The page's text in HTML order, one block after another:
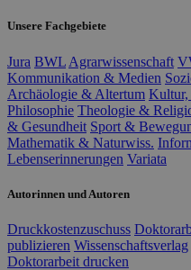
Unsere Fachgebiete
Jura BWL Agrarwissenschaft
Kommunikation & Medien
Archäologie & Altertum
Philosophie Theologie &
& Gesundheit Sport &
Mathematik & Naturwiss.
Lebenserinnerungen Variata
Autorinnen und Autoren
Druckkostenzuschuss
publizieren Wissenschaftsverlag
Doktorarbeit drucken